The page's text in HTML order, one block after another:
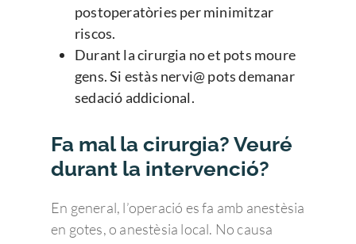
postoperatòries per minimitzar
riscos.
Durant la cirurgia no et pots moure
gens. Si estàs nervi@ pots demanar
sedació addicional.
Fa mal la cirurgia? Veuré
durant la intervenció?
En general, l’operació es fa amb anestèsia
en gotes, o anestèsia local. No causa